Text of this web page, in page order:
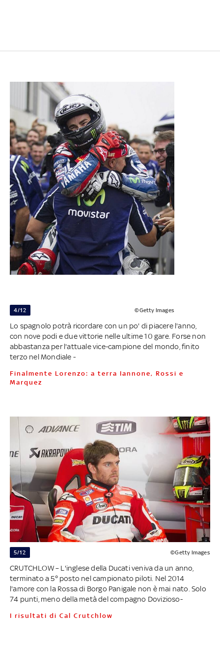
4/12 ©Getty Images
Lo spagnolo potrà ricordare con un po' di piacere l'anno,
con nove podi e due vittorie nelle ultime 10 gare. Forse non
abbastanza per l'attuale vice-campione del mondo, finito
terzo nel Mondiale -
Finalmente Lorenzo: a terra Iannone, Rossi e
Marquez
5/12 ©Getty Images
CRUTCHLOW – L'inglese della Ducati veniva da un anno,
terminato a 5° posto nel campionato piloti. Nel 2014
l'amore con la Rossa di Borgo Panigale non è mai nato. Solo
74 punti, meno della metà del compagno Dovizioso-
I risultati di Cal Crutchlow